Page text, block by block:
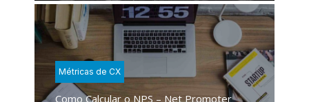
Métricas de CX
Como Calcular o NPS – Net Promoter